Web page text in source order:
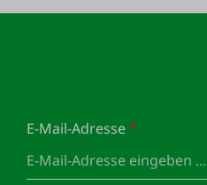
E-Mail-Adresse*